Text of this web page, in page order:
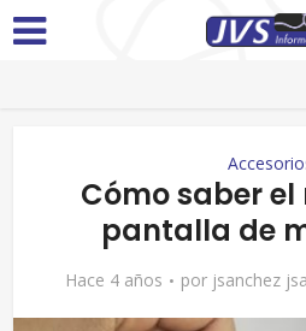
Cómo saber
pantalla de
Hace 4 años por jsanchez